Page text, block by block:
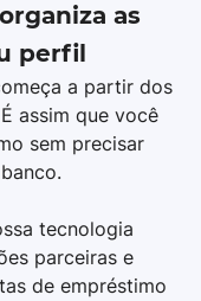
as
perfil
a partir dos
assim que você
sem precisar
tecnologia
parceiras e
de empréstimo